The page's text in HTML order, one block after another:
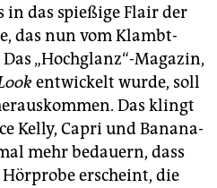
in das spießige Flair der
das nun vom Klambt-
„Hochglanz“-Magazin,
entwickelt wurde, soll
Das klingt
Kelly, Capri und Banana-
mehr bedauern, dass
erscheint, die